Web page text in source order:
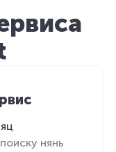
нянь